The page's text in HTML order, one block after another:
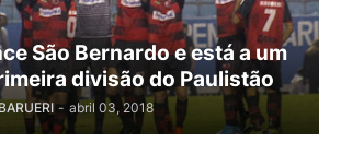
São Bernardo e está a um
divisão do Paulistão
- abril 03, 2018